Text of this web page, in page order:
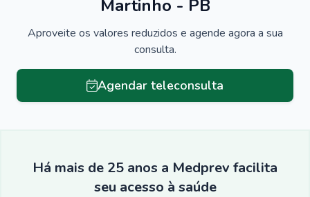
Martinho - PB
Aproveite os valores reduzidos e agende agora a sua
consulta.
Agendar teleconsulta
Há mais de 25 anos a Medprev facilita
seu acesso à saúde